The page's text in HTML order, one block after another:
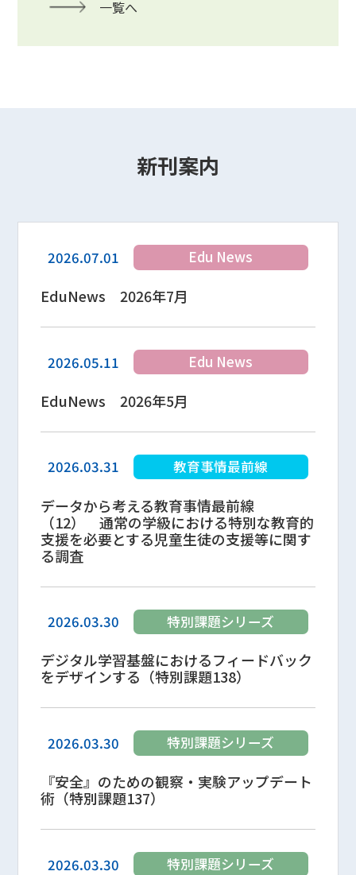
一覧へ
新刊案内
2026.07.01 Edu News
EduNews 2026年7月
2026.05.11 Edu News
EduNews 2026年5月
2026.03.31 教育事情最前線
データから考える教育事情最前線
（12） 通常の学級における特別な教育的
支援を必要とする児童生徒の支援等に関す
る調査
2026.03.30 特別課題シリーズ
デジタル学習基盤におけるフィードバック
をデザインする（特別課題138）
2026.03.30 特別課題シリーズ
『安全』のための観察・実験アップデート
術（特別課題137）
2026.03.30 特別課題シリーズ